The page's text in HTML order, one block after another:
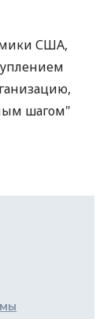
США,
шагом"